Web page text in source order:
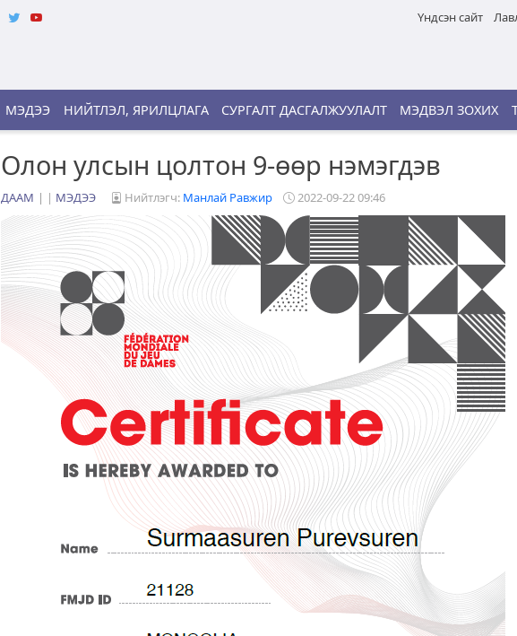
Үндсэн сайт
МЭДЭЭ НИЙТЛЭЛ, ЯРИЛЦЛАГА СУРГАЛТ ДАСГАЛЖУУЛАЛТ МЭДВЭЛ ЗОХИХ
Олон улсын цолтон 9-өөр нэмэгдэв
ДААМ | МЭДЭЭ Нийтлэгч: Манлай Равжир 2022-09-22 09:46